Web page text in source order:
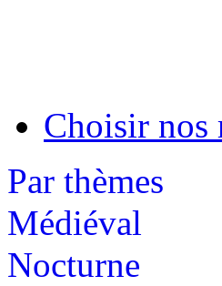
Choisir nos
Par thèmes
Médiéval
Nocturne